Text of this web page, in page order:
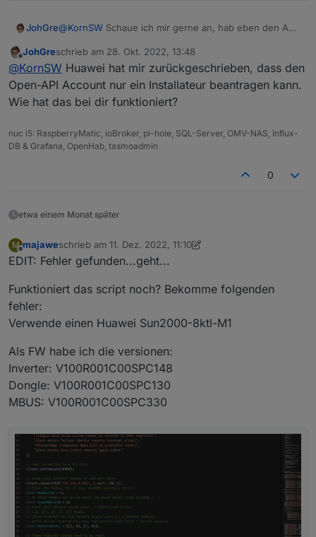
JohGre@KornSW
Danke schon mal für deine Mühe
Offline
JohGreschrieb am 28. Okt. 2022, 13:48
zuletzt editiert von
@KornSW Huawei hat mir zurückgeschrieben, dass den
Open-API Account nur ein Installateur beantragen kann.
Wie hat das bei dir funktioniert?
nuc i5: RaspberryMatic, ioBroker, pi-hole, SQL-Server, OMV-NAS, Influx-
DB & Grafana, OpenHab, tasmoadmin
0
etwa einem Monat später
M
Offline
majaweschrieb am 11. Dez. 2022, 11:10
zuletzt editiert von majawe 12. Nov. 2022, 12:33
EDIT: Fehler gefunden...geht...
Funktioniert das script noch? Bekomme folgenden
fehler:
Verwende einen Huawei Sun2000-8ktl-M1
Als FW habe ich die versionen:
Inverter: V100R001C00SPC148
Dongle: V100R001C00SPC130
MBUS: V100R001C00SPC330